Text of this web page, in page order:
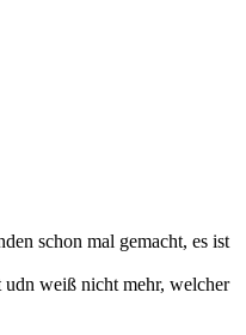
schon mal gemacht, es ist
weiß nicht mehr, welcher